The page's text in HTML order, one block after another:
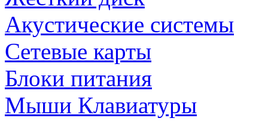
Акустические системы
Сетевые карты
Блоки питания
Мыши Клавиатуры